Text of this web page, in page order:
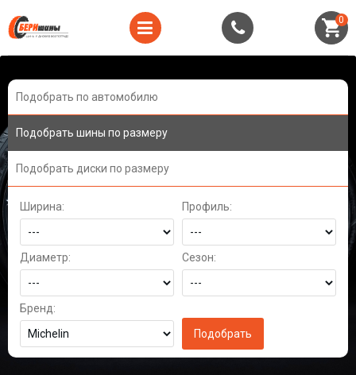
0
Подобрать по автомобилю
Подобрать шины по размеру
Подобрать диски по размеру
Ширина: Профиль:
Диаметр: Сезон:
Бренд: